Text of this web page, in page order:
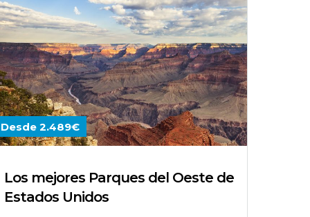
Desde 2.489€
Los mejores Parques del Oeste de
Estados Unidos